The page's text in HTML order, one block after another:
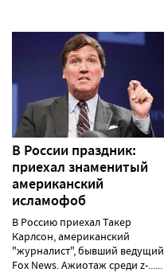
В России праздник:
приехал знаменитый
американский
исламофоб
В Россию приехал Такер
Карлсон, американский
"журналист", бывший ведущий
Fox News. Ажиотаж среди z-......